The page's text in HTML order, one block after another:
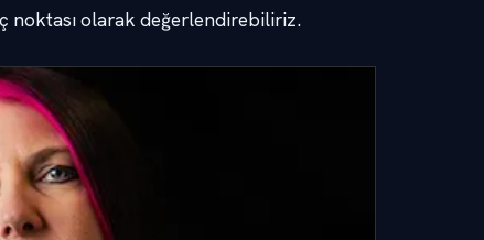
noktası olarak değerlendirebiliriz.